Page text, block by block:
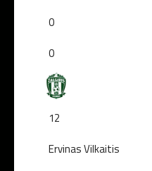
0
0
12
Ervinas Vilkaitis